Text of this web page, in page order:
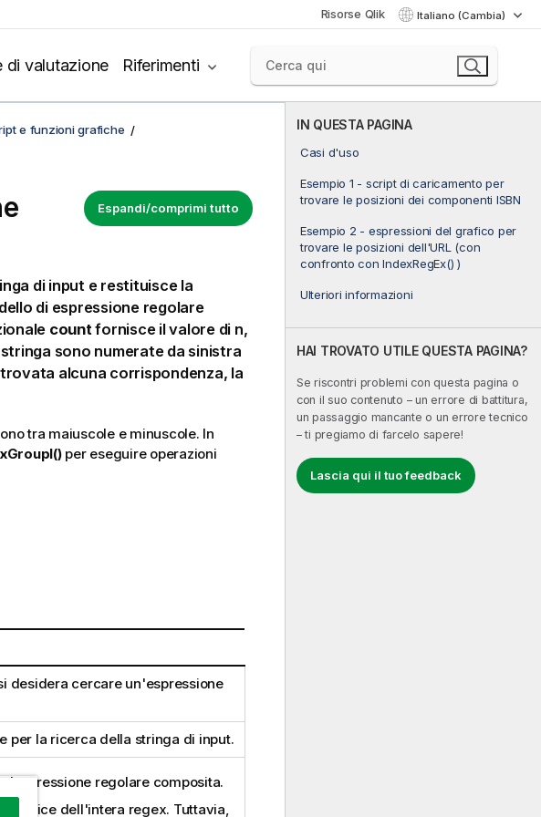
Risorse Qlik Italiano (Cambia)
di valutazione Riferimenti
IN QUESTA PAGINA
Casi d'uso
Esempio 1 - script di caricamento per
trovare le posizioni dei componenti ISBN
Esempio 2 - espressioni del grafico per
trovare le posizioni dell'URL (con
confronto con IndexRegEx() )
Ulteriori informazioni
HAI TROVATO UTILE QUESTA PAGINA?
Se riscontri problemi con questa pagina o
con il suo contenuto – un errore di battitura,
un passaggio mancante o un errore tecnico
– ti pregiamo di farcelo sapere!
Lascia qui il tuo feedback
e funzioni grafiche
Espandi/comprimi tutto
di input e restituisce la
di espressione regolare
countfornisce il valore di n,
sono numerate da sinistra
alcuna corrispondenza, la
tra maiuscole e minuscole. In
per eseguire operazioni
desidera cercare un'espressione
per la ricerca della stringa di input.
regolare composita.
l'indice dell'intera regex. Tuttavia,